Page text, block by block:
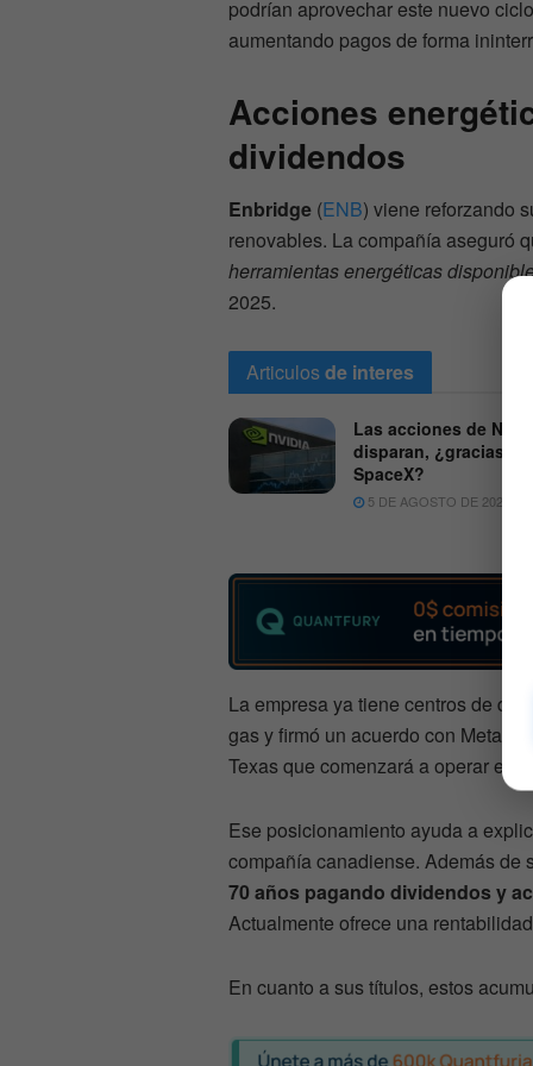
podrían aprovechar este nuevo
aumentando pagos de forma
Acciones
dividendos
Enbridge (ENB) viene reforzando
renovables. La compañía aseguró
herramientas energéticas
2025.
Articulosde interes
Las acciones de
disparan, ¿gracias a
SpaceX?
5 DE AGOSTO DE 2026
La empresa ya tiene centros de
gas y firmó un acuerdo con Meta
Texas que comenzará a operar en
Ese posicionamiento ayuda a
compañía canadiense. Además de
70 años pagando dividendos y
Actualmente ofrece una
En cuanto a sus títulos, estos